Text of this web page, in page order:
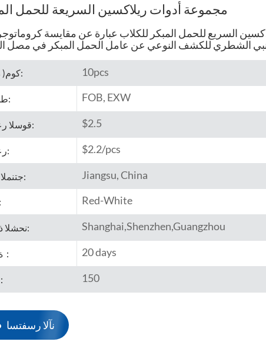
مجموعة أدوات ريلاكسين السريعة للحمل
السريع للحمل المبكر للكلاب عبارة عن مقايسة
)كوم( رمأ: 10pcs
طسق: FOB, EXW
قوسلا رعس: $2.5
رعس: $2.2/pcs
جتنملا لصأ: Jiangsu, China
نول: Red-White
نحشلا ذفنم: Shanghai,Shenzhen,Guangzhou
ةلهم： 20 days
نزو： 150
نآلا رسفتسا